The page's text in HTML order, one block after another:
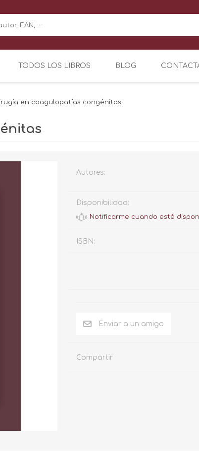
TODOS LOS LIBROS BLOG
en coagulopatías congénitas
Autores:
Disponibilidad:
ISBN:
Compartir